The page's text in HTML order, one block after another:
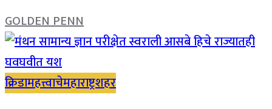
GOLDEN PENN
क्रिडामहत्त्वाचेमहाराष्ट्रशहर